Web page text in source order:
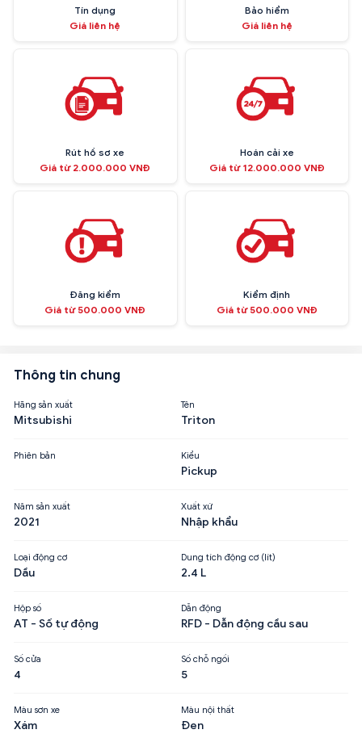
Tín dụng
Giá liên hệ
Bảo hiểm
Giá liên hệ
Rút hồ sơ xe
Giá từ 2.000.000 VNĐ
Hoán cải xe
Giá từ 12.000.000 VNĐ
Đăng kiểm
Giá từ 500.000 VNĐ
Kiểm định
Giá từ 500.000 VNĐ
Thông tin chung
Hãng sản xuất
Mitsubishi
Tên
Triton
Phiên bản Kiểu
Pickup
Năm sản xuất
2021
Xuất xứ
Nhập khẩu
Loại động cơ
Dầu
Dung tích động cơ (lít)
2.4 L
Hộp số
AT - Số tự động
Dẫn động
RFD - Dẫn động cầu sau
Số cửa
4
Số chỗ ngồi
5
Màu sơn xe
Xám
Màu nội thất
Đen